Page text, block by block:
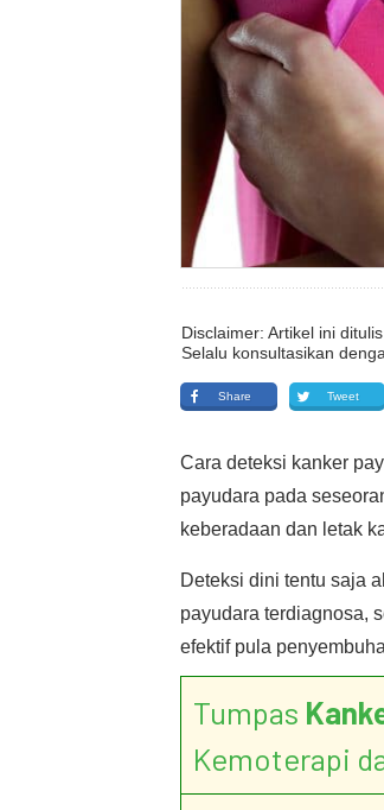
Disclaimer: Artikel ini
Selalu konsultasikan
Share Tweet
Cara deteksi kanker
payudara pada
keberadaan dan letak
Deteksi dini tentu saja
payudara terdiagnosa,
efektif pula
Tumpas
Kemoterapi